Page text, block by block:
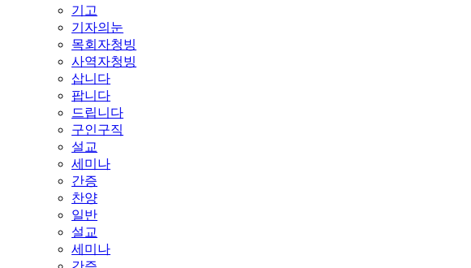
기고
기자의눈
목회자청빙
사역자청빙
삽니다
팝니다
드립니다
구인구직
설교
세미나
간증
찬양
일반
설교
세미나